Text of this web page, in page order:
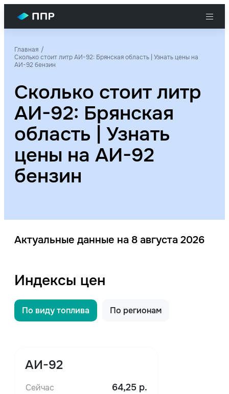
Главная
Сколько стоит литр АИ-92: Брянская область | Узнать цены на
АИ-92 бензин
Сколько стоит литр
АИ-92: Брянская
область | Узнать
цены на АИ-92
бензин
Актуальные данные на 8 августа 2026
Индексы цен
По виду топлива По регионам
АИ-92
Сейчас 64,25 р.